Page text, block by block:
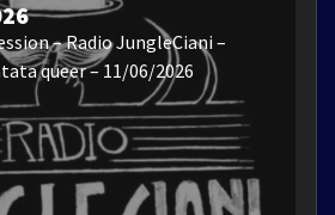
– Radio JungleCiani –
queer – 11/06/2026